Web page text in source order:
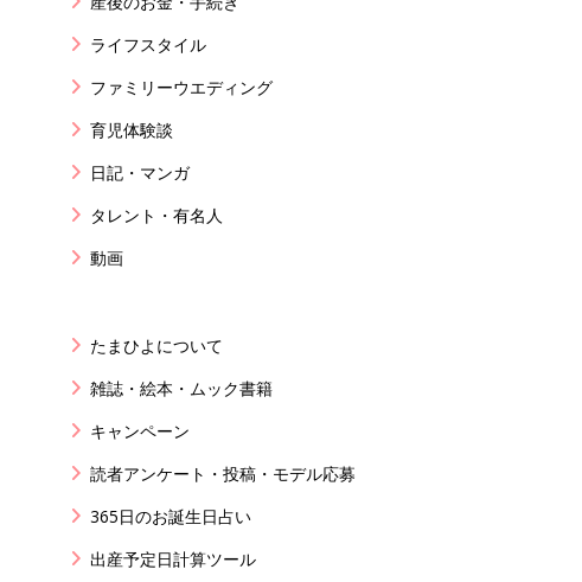
ライフスタイル
ファミリーウエディング
育児体験談
日記・マンガ
タレント・有名人
動画
たまひよについて
雑誌・絵本・ムック書籍
キャンペーン
読者アンケート・投稿・モデル応募
365日のお誕生日占い
出産予定日計算ツール